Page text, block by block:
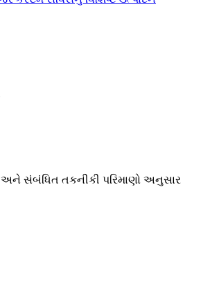
અને સંબંધિત તકનીકી પરિમાણો અનુસાર